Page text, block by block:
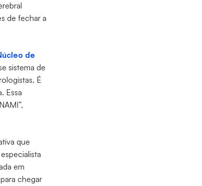
de fechar a
de
sistema de
É
Essa
que
em
chegar